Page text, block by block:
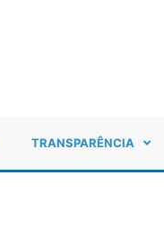
TRANSPARÊNCIA